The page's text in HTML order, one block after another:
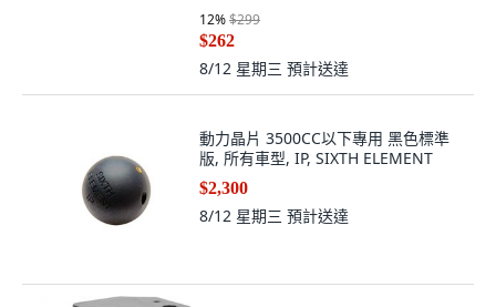
12%$299
$262
8/12 星期三 預計送達
動力晶片 3500CC以下專用 黑色標準
版, 所有車型, IP, SIXTH ELEMENT
$2,300
8/12 星期三 預計送達